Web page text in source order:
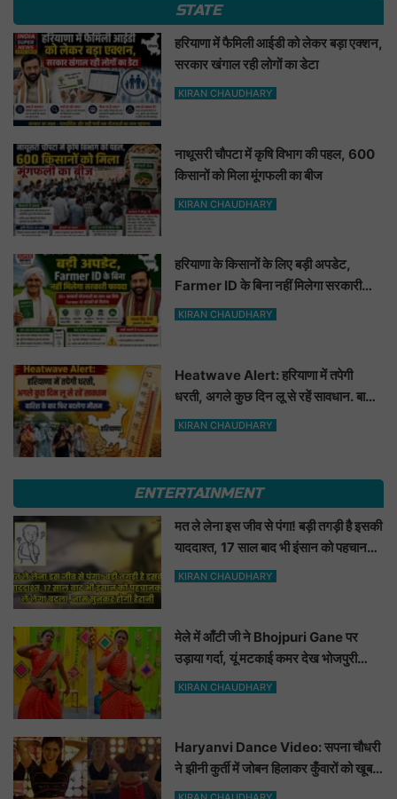
STATE
हरियाणा में फैमिली आईडी को लेकर बड़ा एक्शन,
सरकार खंगाल रही लोगों का डेटा
KIRAN CHAUDHARY
नाथूसरी चौपटा में कृषि विभाग की पहल, 600
किसानों को मिला मूंगफली का बीज
KIRAN CHAUDHARY
हरियाणा के किसानों के लिए बड़ी अपडेट,
Farmer ID के बिना नहीं मिलेगा सरकारी
फायदा
KIRAN CHAUDHARY
Heatwave Alert: हरियाणा में तपेगी
धरती, अगले कुछ दिन लू से रहें सावधान. बारिश
के बाद फिर बदलेगा मौसम
KIRAN CHAUDHARY
ENTERTAINMENT
मत ले लेना इस जीव से पंगा! बड़ी तगड़ी है इसकी
याददाश्त, 17 साल बाद भी इंसान को पहचानकर
ले लेगा बदला, नाम सुनकर होगी हैरानी...
KIRAN CHAUDHARY
मेले में आँटी जी ने Bhojpuri Gane पर
उड़ाया गर्दा, यूं मटकाई कमर देख भोजपुरी
हसीनाएं भी शरमाई a
KIRAN CHAUDHARY
Haryanvi Dance Video: सपना चौधरी
ने झीनी कुर्ती में जोबन हिलाकर कुँवारों को खूब
ललचाया, यूट्यूब पर छाया Hot Dance